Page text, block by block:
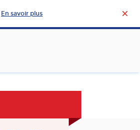
En savoir plus